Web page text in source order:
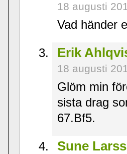
18 augusti
Vad händer
Erik
18 augusti
Glöm min
sista drag
67.Bf5.
Sune